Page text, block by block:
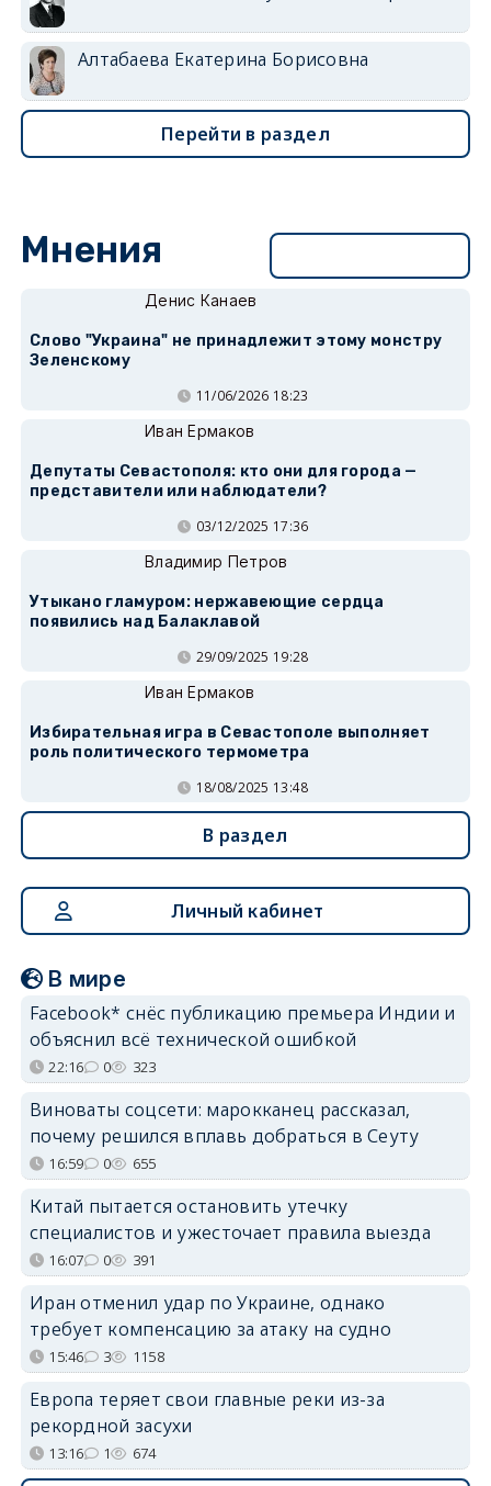
Алтабаева Екатерина Борисовна
Перейти в раздел
Мнения
Денис Канаев
Слово "Украина" не принадлежит этому монстру
Зеленскому
11/06/2026 18:23
Иван Ермаков
Депутаты Севастополя: кто они для города —
представители или наблюдатели?
03/12/2025 17:36
Владимир Петров
Утыкано гламуром: нержавеющие сердца
появились над Балаклавой
29/09/2025 19:28
Иван Ермаков
Избирательная игра в Севастополе выполняет
роль политического термометра
18/08/2025 13:48
В раздел
Личный кабинет
В мире
Facebook* снёс публикацию премьера Индии и
объяснил всё технической ошибкой
22:16 0 323
Виноваты соцсети: марокканец рассказал,
почему решился вплавь добраться в Сеуту
16:59 0 655
Китай пытается остановить утечку
специалистов и ужесточает правила выезда
16:07 0 391
Иран отменил удар по Украине, однако
требует компенсацию за атаку на судно
15:46 3 1158
Европа теряет свои главные реки из-за
рекордной засухи
13:16 1 674